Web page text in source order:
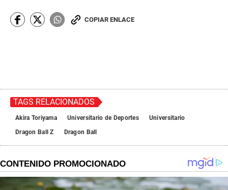
COPIAR ENLACE
TAGS RELACIONADOS
Akira Toriyama Universitario de Deportes
Universitario
Dragon Ball Z
Dragon Ball